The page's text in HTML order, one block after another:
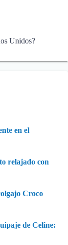
Unidos?
en el
relajado con
Croco
de Celine: